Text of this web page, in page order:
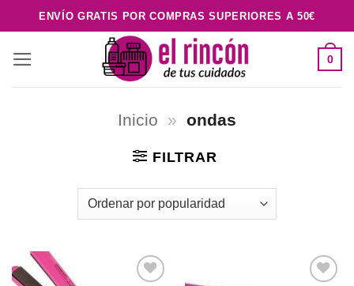
al
contenido
ENVÍO GRATIS POR COMPRAS SUPERIORES A 50€
0
Inicio » ondas
FILTRAR